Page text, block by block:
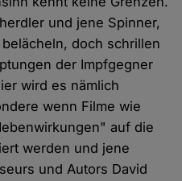
und jene Spinner,
doch schrillen
der Impfgegner
wird es nämlich
wenn Filme wie
auf die
werden und jene
und Autors David